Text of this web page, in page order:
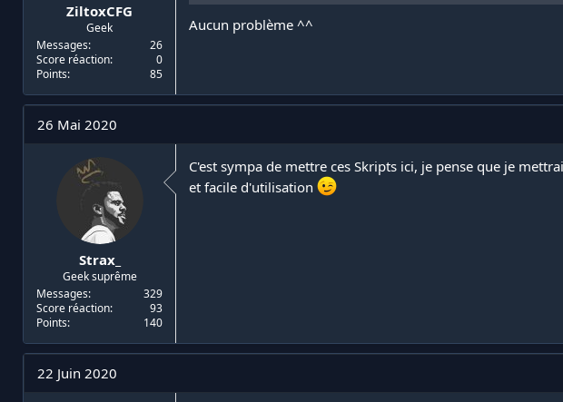
ZiltoxCFG
Geek
Messages
26
Score réaction
0
Points
85
Aucun problème ^^
26 Mai 2020
Strax_
Geek suprême
Messages
329
Score réaction
93
Points
140
C'est sympa de mettre ces Skripts ici, je pense que je
et facile d'utilisation
22 Juin 2020